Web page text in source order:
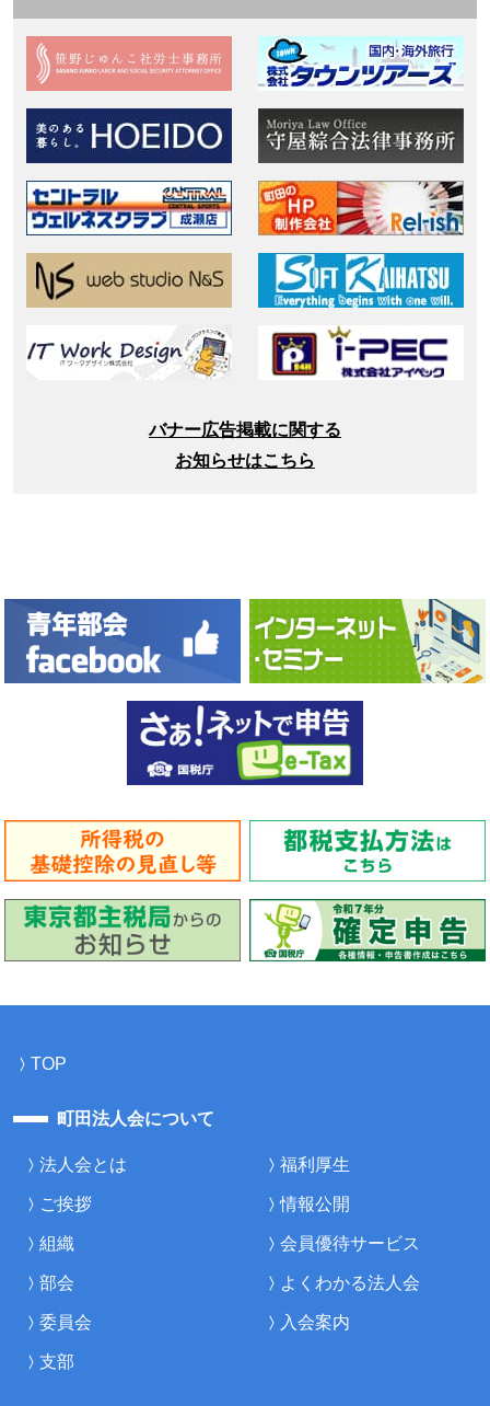
バナー広告掲載に関する
お知らせはこちら
TOP
町田法人会について
法人会とは
ご挨拶
組織
部会
委員会
支部
福利厚生
情報公開
会員優待サービス
よくわかる法人会
入会案内